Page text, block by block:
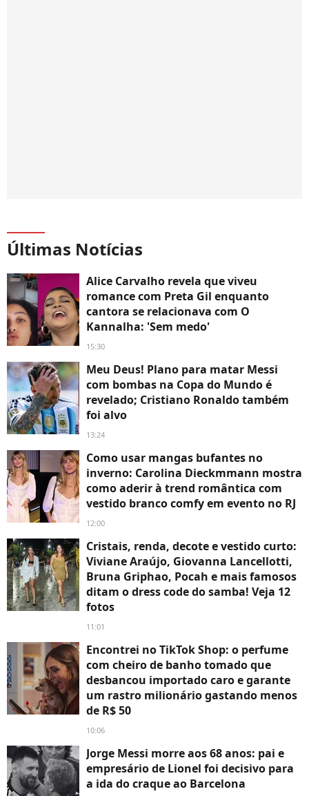
Últimas Notícias
Alice Carvalho revela que viveu
romance com Preta Gil enquanto
cantora se relacionava com O
Kannalha: 'Sem medo'
15:30
Meu Deus! Plano para matar Messi
com bombas na Copa do Mundo é
revelado; Cristiano Ronaldo também
foi alvo
13:24
Como usar mangas bufantes no
inverno: Carolina Dieckmmann mostra
como aderir à trend romântica com
vestido branco comfy em evento no RJ
12:00
Cristais, renda, decote e vestido curto:
Viviane Araújo, Giovanna Lancellotti,
Bruna Griphao, Pocah e mais famosos
ditam o dress code do samba! Veja 12
fotos
11:01
Encontrei no TikTok Shop: o perfume
com cheiro de banho tomado que
desbancou importado caro e garante
um rastro milionário gastando menos
de R$ 50
10:06
Jorge Messi morre aos 68 anos: pai e
empresário de Lionel foi decisivo para
a ida do craque ao Barcelona